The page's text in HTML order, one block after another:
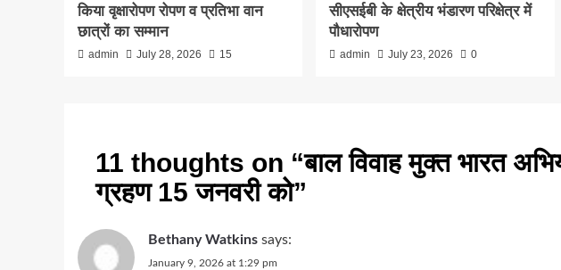
किया वृक्षारोपण रोपण व प्रतिभा वान
छात्रों का सम्मान
admin July 28, 2026 15
सीएसईबी के क्षेत्रीय भंडारण परिक्षेत्र में
पौधारोपण
admin July 23, 2026 0
11 thoughts on “बाल विवाह मुक्त भारत
ग्रहण 15 जनवरी को”
Bethany Watkins says:
January 9, 2026 at 1:29 pm